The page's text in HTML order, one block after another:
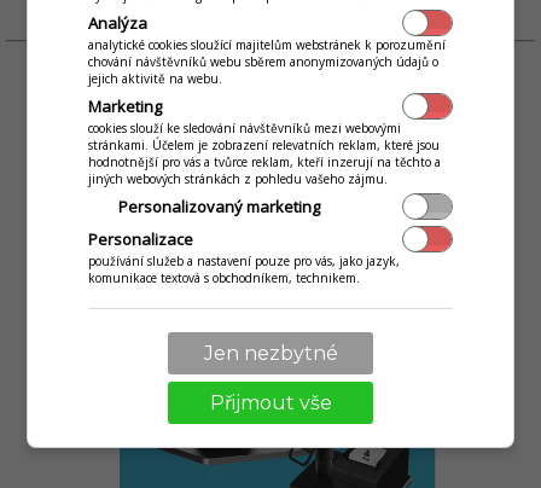
SWAN ALL-IN-ONE 15"
Analýza
analytické cookies sloužící majitelům webstránek k porozumění
chování návštěvníků webu sběrem anonymizovaných údajů o
jejich aktivitě na webu.
Marketing
cookies slouží ke sledování návštěvníků mezi webovými
stránkami. Účelem je zobrazení relevatních reklam, které jsou
hodnotnější pro vás a tvůrce reklam, kteří inzerují na těchto a
jiných webových stránkách z pohledu vašeho zájmu.
Personalizovaný marketing
Personalizace
používání služeb a nastavení pouze pro vás, jako jazyk,
komunikace textová s obchodníkem, technikem.
Jen nezbytné
Přijmout vše